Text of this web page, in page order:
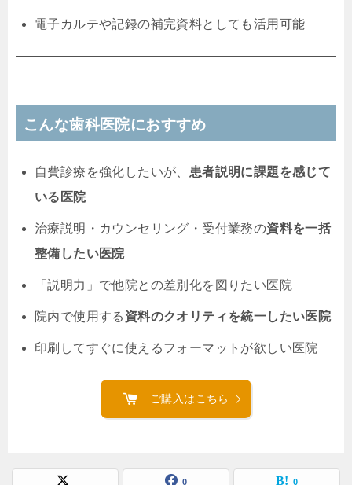
電子カルテや記録の補完資料としても活用可能
こんな歯科医院におすすめ
自費診療を強化したいが、 患者説明に課題を感じて
いる医院
治療説明・カウンセリング・受付業務の資料を一括
整備したい医院
「説明力」で他院との差別化を図りたい医院
院内で使用する 資料のクオリティを統一したい医院
印刷してすぐに使えるフォーマットが欲しい医院
ご購入はこちら
0 0